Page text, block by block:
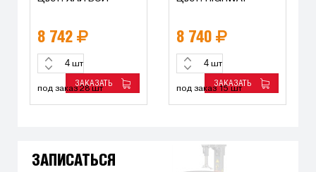
8 742
шт
ЗАКАЗАТЬ
под заказ 28 шт
8 740
шт
ЗАКАЗАТЬ
под заказ 15 шт
ЗАПИСАТЬСЯ